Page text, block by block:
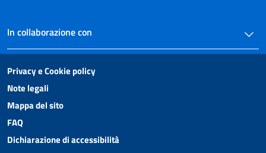
In collaborazione con
Privacy e Cookie policy
Note legali
Mappa del sito
FAQ
Dichiarazione di accessibilità